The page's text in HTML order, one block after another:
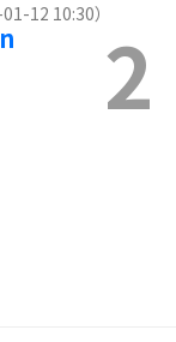
01-12 10:30） 2